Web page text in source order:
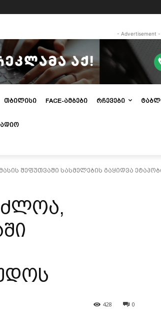
- Advertisement -
ᲗᲑᲘᲚᲘᲡᲘ FACE-ᲐᲛᲑᲔᲑᲘ ᲠᲩᲔᲕᲔᲑᲘ
შეფუთვაში სასმელების გაყიდვა
0
428